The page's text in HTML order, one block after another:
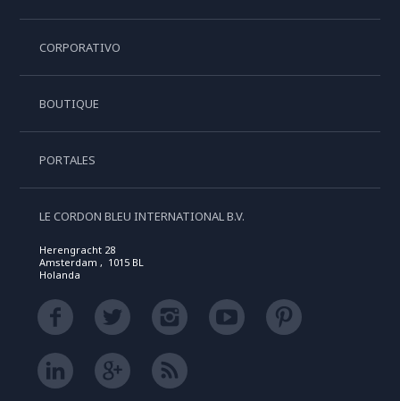
CORPORATIVO
BOUTIQUE
PORTALES
LE CORDON BLEU INTERNATIONAL B.V.
Herengracht 28
Amsterdam , 1015 BL
Holanda